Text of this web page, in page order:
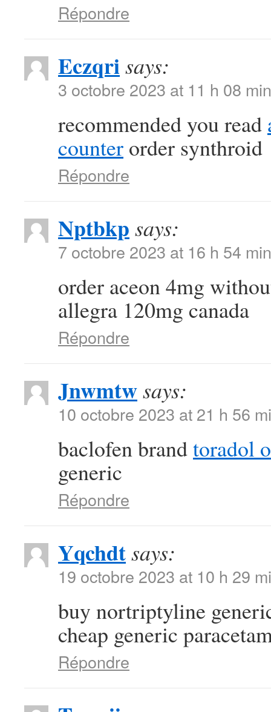
Répondre
Eczqrisays:
3 octobre 2023 at 11 h 08 min
recommended you read
counter order synthroid
Répondre
Nptbkp says:
7 octobre 2023 at 16 h 54 min
order aceon 4mg
allegra 120mg canada
Répondre
Jnwmtwsays:
10 octobre 2023 at 21 h 56
baclofen brandtoradol
generic
Répondre
Yqchdtsays:
19 octobre 2023 at 10 h 29
buy nortriptyline
cheap generic
Répondre